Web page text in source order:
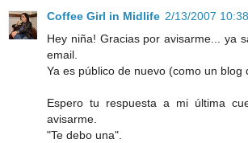
Coffee Girl in Midlife 2/13/2007
Hey niña! Gracias por avisarme... ya
email.
Ya es público de nuevo (como un blog
Espero tu respuesta a mi última
avisarme.
"Te debo una".